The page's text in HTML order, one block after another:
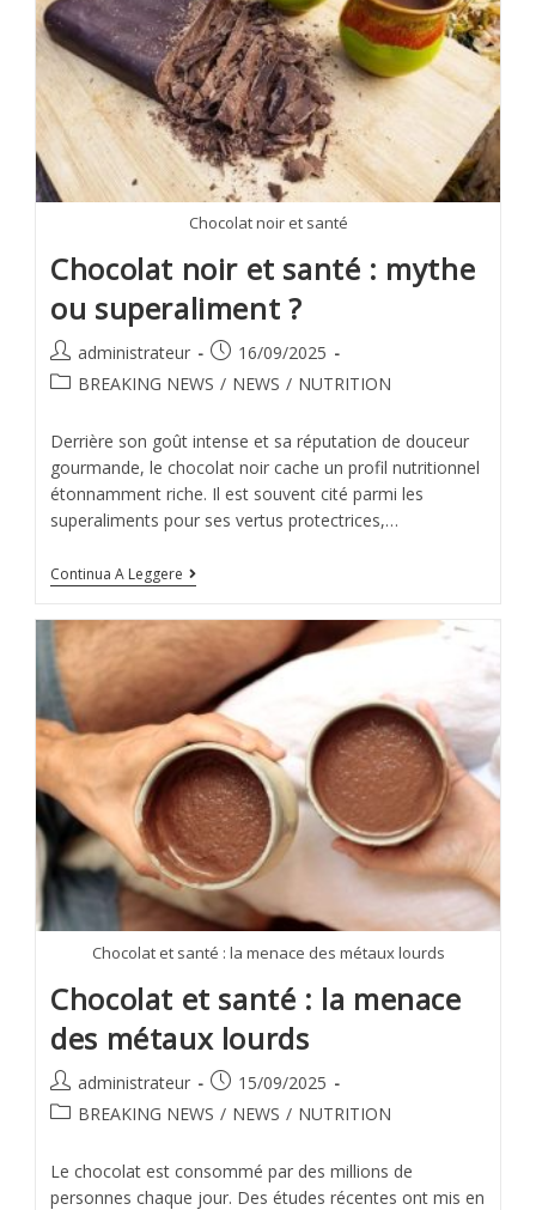
Chocolat noir et santé
Chocolat noir et santé : mythe
ou superaliment ?
administrateur
16/09/2025
BREAKING NEWS / NEWS / NUTRITION
Derrière son goût intense et sa réputation de douceur
gourmande, le chocolat noir cache un profil nutritionnel
étonnamment riche. Il est souvent cité parmi les
superaliments pour ses vertus protectrices,…
Continua A Leggere
Chocolat et santé : la menace des métaux lourds
Chocolat et santé : la menace
des métaux lourds
administrateur
15/09/2025
BREAKING NEWS / NEWS / NUTRITION
Le chocolat est consommé par des millions de
personnes chaque jour. Des études récentes ont mis en